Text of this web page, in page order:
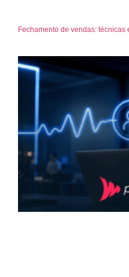
Fechamento de vendas: